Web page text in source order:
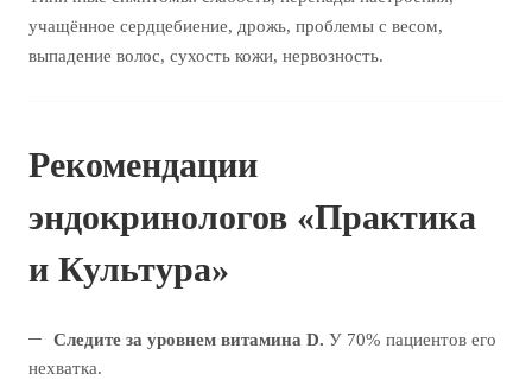
учащённое сердцебиение, дрожь, проблемы с весом,
выпадение волос, сухость кожи, нервозность.
Рекомендации
эндокринологов «Практика
и Культура»
Следите за уровнем витамина D. У 70% пациентов его
нехватка.